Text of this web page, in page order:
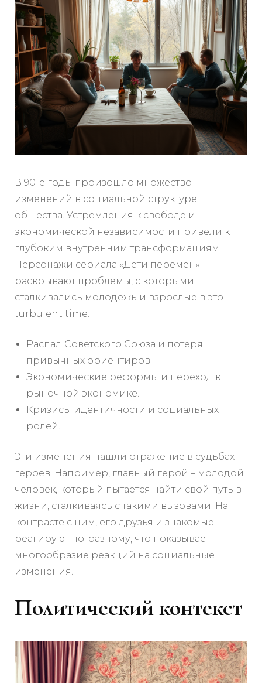
В 90-е годы произошло множество
изменений в социальной структуре
общества. Устремления к свободе и
экономической независимости привели к
глубоким внутренним трансформациям.
Персонажи сериала «Дети перемен»
раскрывают проблемы, с которыми
сталкивались молодежь и взрослые в это
turbulent time.
Распад Советского Союза и потеря
привычных ориентиров.
Экономические реформы и переход к
рыночной экономике.
Кризисы идентичности и социальных
ролей.
Эти изменения нашли отражение в судьбах
героев. Например, главный герой – молодой
человек, который пытается найти свой путь в
жизни, сталкиваясь с такими вызовами. На
контрасте с ним, его друзья и знакомые
реагируют по-разному, что показывает
многообразие реакций на социальные
изменения.
Политический контекст